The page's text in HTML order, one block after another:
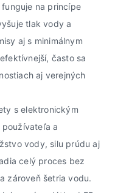
funguje na princípe
tlak vody a
aj s minimálnym
často sa
aj verejných
s elektronickým
a
vody, silu prúdu aj
celý proces bez
zároveň šetria vodu.